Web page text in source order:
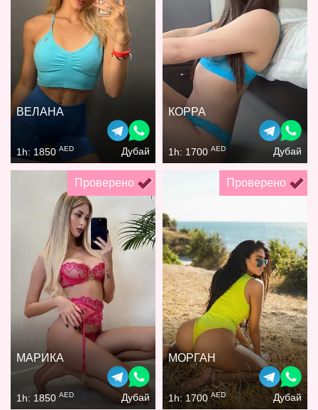
ВЕЛАНА
1h: 1850 AED Дубай
КОРРА
1h: 1700 AED Дубай
Проверено
МАРИКА
1h: 1850 AED Дубай
Проверено
МОРГАН
1h: 1700AED Дубай